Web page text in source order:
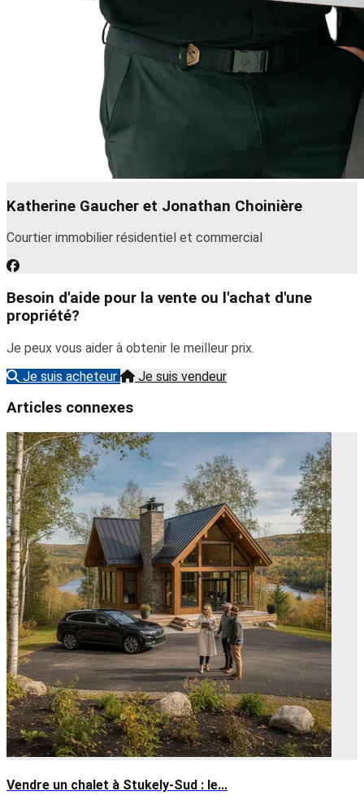
Katherine Gaucher et Jonathan Choinière
Courtier immobilier résidentiel et commercial
Besoin d'aide pour la vente ou l'achat d'une
propriété?
Je peux vous aider à obtenir le meilleur prix.
Je suis acheteur
Je suis vendeur
Articles connexes
Vendre un chalet à Stukely-Sud : le...